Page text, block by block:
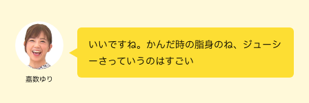
嘉数ゆり
いいですね。かんだ時の脂身のね、ジューシ
ーさっていうのはすごい